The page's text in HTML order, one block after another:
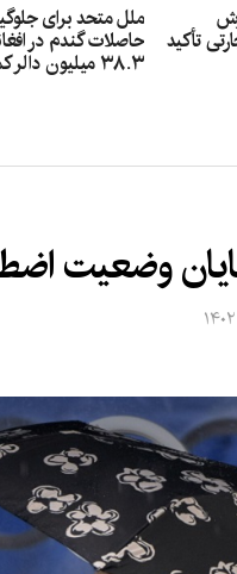
تأکید
ملل متحد برای
حاصلات گندم در
۳۸.۳ میلیون دالر کمک شد
اضطراری